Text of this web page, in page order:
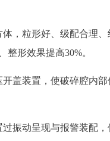
，粒形好、级配合理
形效果提高30%。
盖装置，使破碎腔内
振动呈现与报警装配